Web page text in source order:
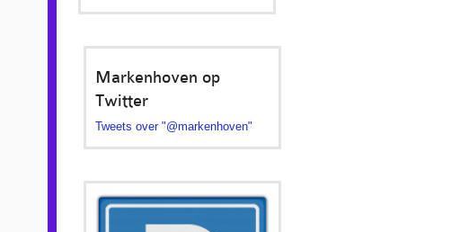
Markenhoven op
Twitter
Tweets over "@markenhoven"